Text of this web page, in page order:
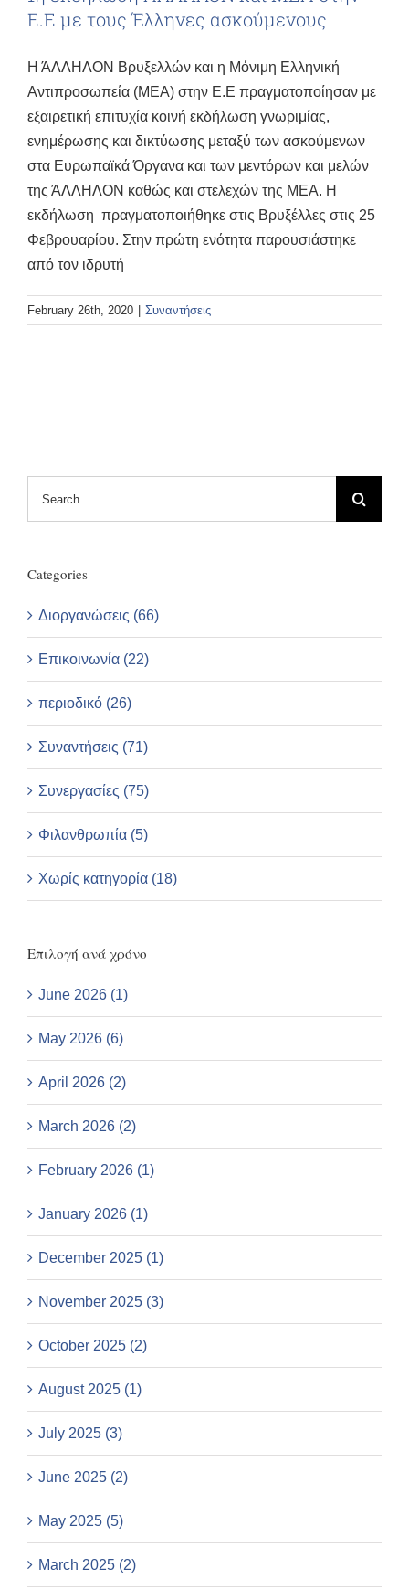
Ε.Ε με τους Έλληνες ασκούμενους
Η ΆΛΛΗΛΟΝ Βρυξελλών και η Μόνιμη Ελληνική
Αντιπροσωπεία (ΜΕΑ) στην Ε.Ε πραγματοποίησαν με
εξαιρετική επιτυχία κοινή εκδήλωση γνωριμίας,
ενημέρωσης και δικτύωσης μεταξύ των ασκούμενων
στα Ευρωπαϊκά Όργανα και των μεντόρων και μελών
της ΆΛΛΗΛΟΝ καθώς και στελεχών της ΜΕΑ. Η
εκδήλωση πραγματοποιήθηκε στις Βρυξέλλες στις 25
Φεβρουαρίου. Στην πρώτη ενότητα παρουσιάστηκε
από τον ιδρυτή
February 26th, 2020 Συναντήσεις
Categories
Διοργανώσεις (66)
Επικοινωνία (22)
περιοδικό (26)
Συναντήσεις (71)
Συνεργασίες (75)
Φιλανθρωπία (5)
Χωρίς κατηγορία (18)
Επιλογή ανά χρόνο
June 2026 (1)
May 2026 (6)
April 2026 (2)
March 2026 (2)
February 2026 (1)
January 2026 (1)
December 2025 (1)
November 2025 (3)
October 2025 (2)
August 2025 (1)
July 2025 (3)
June 2025 (2)
May 2025 (5)
March 2025 (2)